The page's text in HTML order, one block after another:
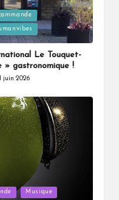
Le Touquet-
gastronomique !
juin 2026
Musique